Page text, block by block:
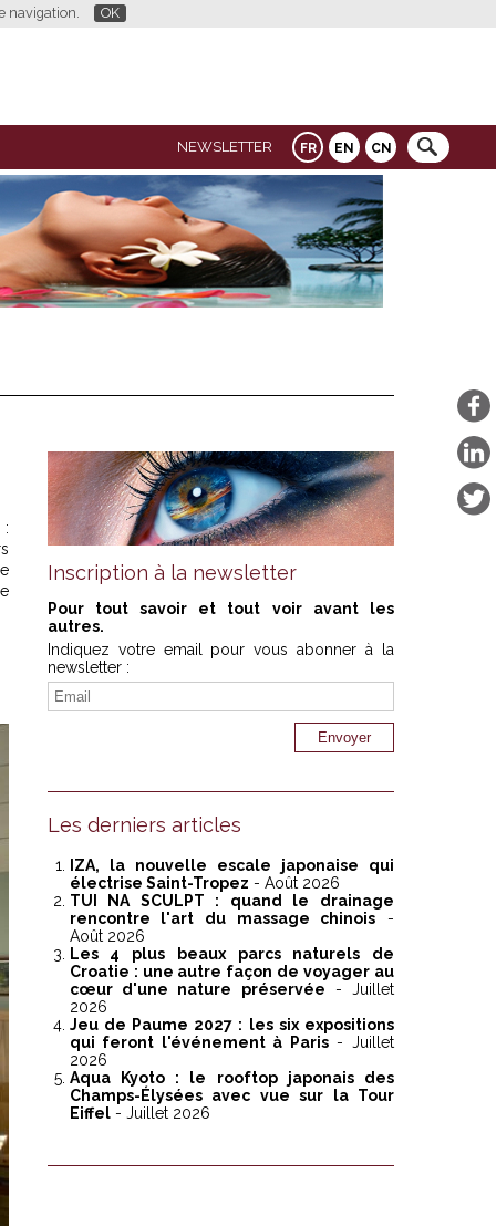
navigation. OK
FR EN CN
NEWSLETTER
:
Inscription à la newsletter
Pour tout savoir et tout voir avant les
autres.
Indiquez votre email pour vous abonner à la
newsletter :
Les derniers articles
IZA, la nouvelle escale japonaise qui
électrise Saint-Tropez - Août 2026
TUI NA SCULPT : quand le drainage
rencontre l'art du massage chinois -
Août 2026
Les 4 plus beaux parcs naturels de
Croatie : une autre façon de voyager au
cœur d'une nature préservée - Juillet
2026
Jeu de Paume 2027 : les six expositions
qui feront l'événement à Paris- Juillet
2026
Aqua Kyoto : le rooftop japonais des
Champs-Élysées avec vue sur la Tour
Eiffel- Juillet 2026